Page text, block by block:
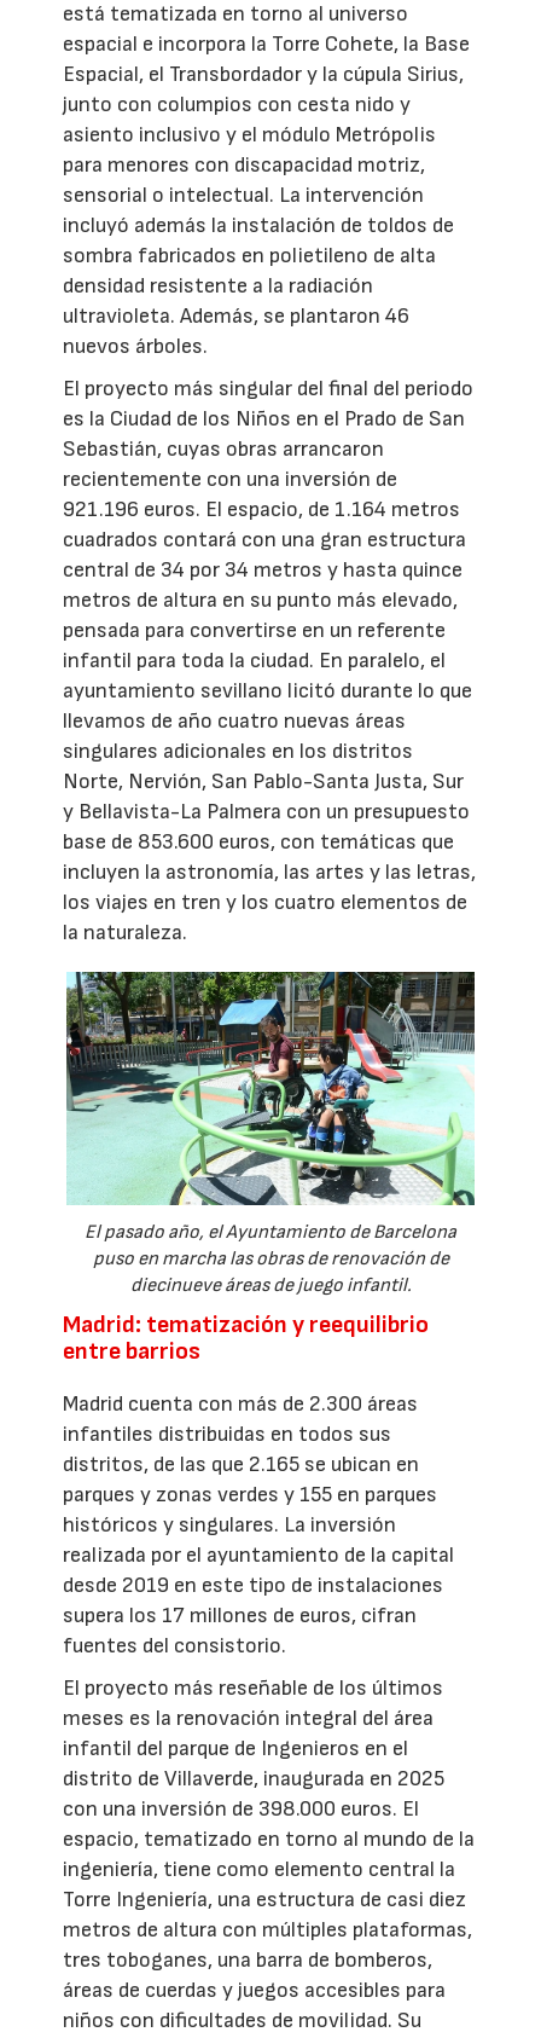
está tematizada en torno al universo
espacial e incorpora la Torre Cohete, la Base
Espacial, el Transbordador y la cúpula Sirius,
junto con columpios con cesta nido y
asiento inclusivo y el módulo Metrópolis
para menores con discapacidad motriz,
sensorial o intelectual. La intervención
incluyó además la instalación de toldos de
sombra fabricados en polietileno de alta
densidad resistente a la radiación
ultravioleta. Además, se plantaron 46
nuevos árboles.
El proyecto más singular del final del periodo
es la Ciudad de los Niños en el Prado de San
Sebastián, cuyas obras arrancaron
recientemente con una inversión de
921.196 euros. El espacio, de 1.164 metros
cuadrados contará con una gran estructura
central de 34 por 34 metros y hasta quince
metros de altura en su punto más elevado,
pensada para convertirse en un referente
infantil para toda la ciudad. En paralelo, el
ayuntamiento sevillano licitó durante lo que
llevamos de año cuatro nuevas áreas
singulares adicionales en los distritos
Norte, Nervión, San Pablo-Santa Justa, Sur
y Bellavista-La Palmera con un presupuesto
base de 853.600 euros, con temáticas que
incluyen la astronomía, las artes y las letras,
los viajes en tren y los cuatro elementos de
la naturaleza.
El pasado año, el Ayuntamiento de Barcelona
puso en marcha las obras de renovación de
diecinueve áreas de juego infantil.
Madrid: tematización y reequilibrio
entre barrios
Madrid cuenta con más de 2.300 áreas
infantiles distribuidas en todos sus
distritos, de las que 2.165 se ubican en
parques y zonas verdes y 155 en parques
históricos y singulares. La inversión
realizada por el ayuntamiento de la capital
desde 2019 en este tipo de instalaciones
supera los 17 millones de euros, cifran
fuentes del consistorio.
El proyecto más reseñable de los últimos
meses es la renovación integral del área
infantil del parque de Ingenieros en el
distrito de Villaverde, inaugurada en 2025
con una inversión de 398.000 euros. El
espacio, tematizado en torno al mundo de la
ingeniería, tiene como elemento central la
Torre Ingeniería, una estructura de casi diez
metros de altura con múltiples plataformas,
tres toboganes, una barra de bomberos,
áreas de cuerdas y juegos accesibles para
niños con dificultades de movilidad. Su